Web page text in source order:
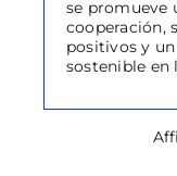
se promueve
cooperación,
positivos y
sostenible en